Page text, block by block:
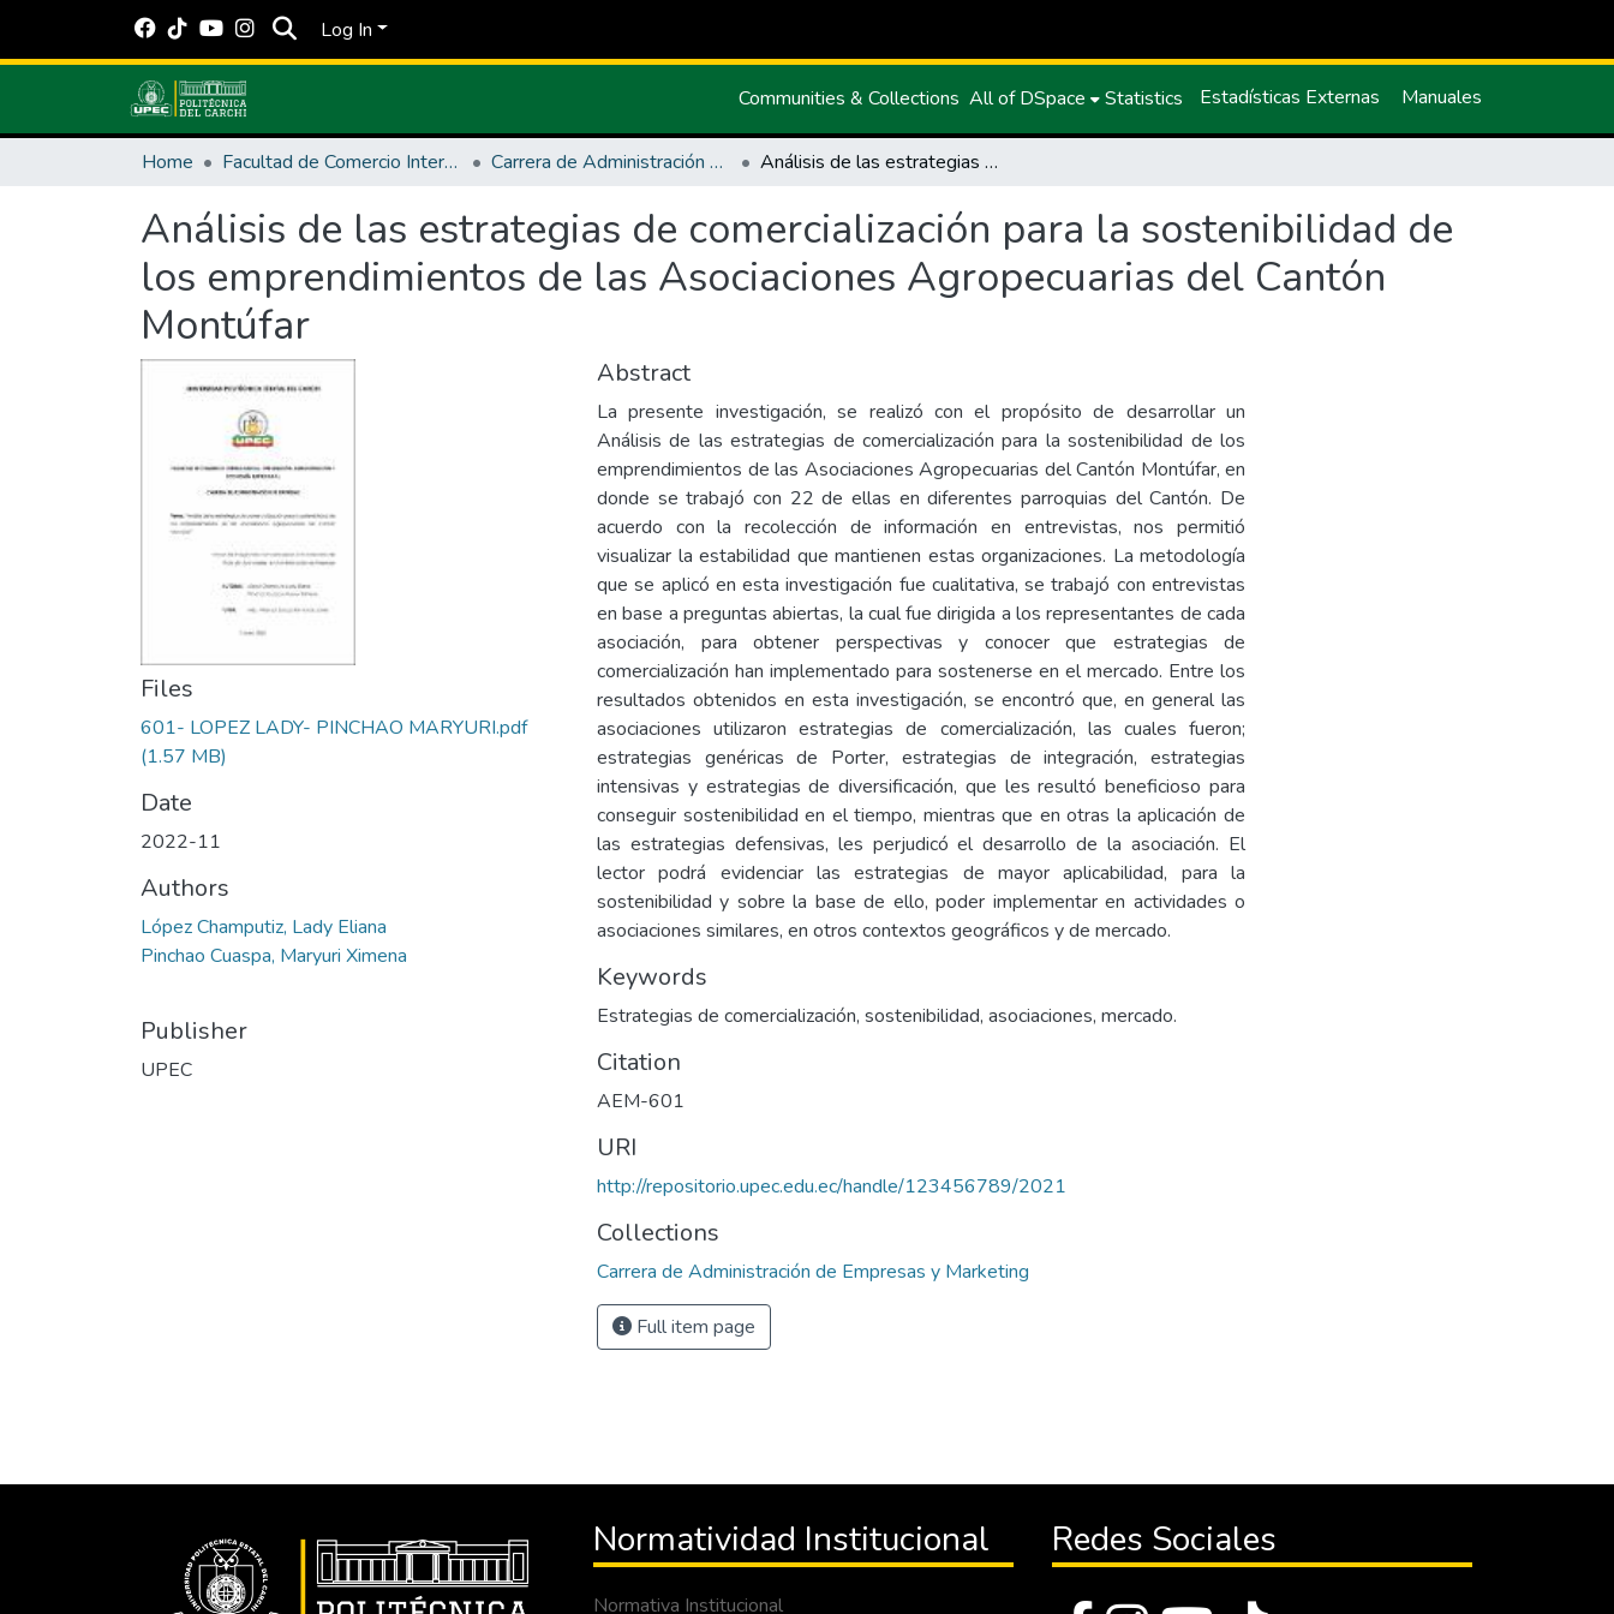
Log In
Communities & Collections All of DSpace Statistics Estadísticas Externas Manuales
Home Facultad de Comercio Internacional, Integración, Administración y Economía Empresarial Carrera de Administración de Empresas y Marketing Análisis de las estrategias de comercialización para la sostenibilidad de los emprendimientos de las Asociaciones Agropecuarias del Cantón Montúfar
Análisis de las estrategias de comercialización para la sostenibilidad de
los emprendimientos de las Asociaciones Agropecuarias del Cantón
Montúfar
Files
601- LOPEZ LADY- PINCHAO MARYURI.pdf
(1.57 MB)
Date
2022-11
Authors
López Champutiz, Lady Eliana
Pinchao Cuaspa, Maryuri Ximena
Publisher
UPEC
Abstract
La presente investigación, se realizó con el propósito de desarrollar un
Análisis de las estrategias de comercialización para la sostenibilidad de los
emprendimientos de las Asociaciones Agropecuarias del Cantón Montúfar, en
donde se trabajó con 22 de ellas en diferentes parroquias del Cantón. De
acuerdo con la recolección de información en entrevistas, nos permitió
visualizar la estabilidad que mantienen estas organizaciones. La metodología
que se aplicó en esta investigación fue cualitativa, se trabajó con entrevistas
en base a preguntas abiertas, la cual fue dirigida a los representantes de cada
asociación, para obtener perspectivas y conocer que estrategias de
comercialización han implementado para sostenerse en el mercado. Entre los
resultados obtenidos en esta investigación, se encontró que, en general las
asociaciones utilizaron estrategias de comercialización, las cuales fueron;
estrategias genéricas de Porter, estrategias de integración, estrategias
intensivas y estrategias de diversificación, que les resultó beneficioso para
conseguir sostenibilidad en el tiempo, mientras que en otras la aplicación de
las estrategias defensivas, les perjudicó el desarrollo de la asociación. El
lector podrá evidenciar las estrategias de mayor aplicabilidad, para la
sostenibilidad y sobre la base de ello, poder implementar en actividades o
asociaciones similares, en otros contextos geográficos y de mercado.
Keywords
Estrategias de comercialización, sostenibilidad, asociaciones, mercado.
Citation
AEM-601
URI
http://repositorio.upec.edu.ec/handle/123456789/2021
Collections
Carrera de Administración de Empresas y Marketing
Full item page
Normatividad Institucional
Normativa Institucional
Redes Sociales